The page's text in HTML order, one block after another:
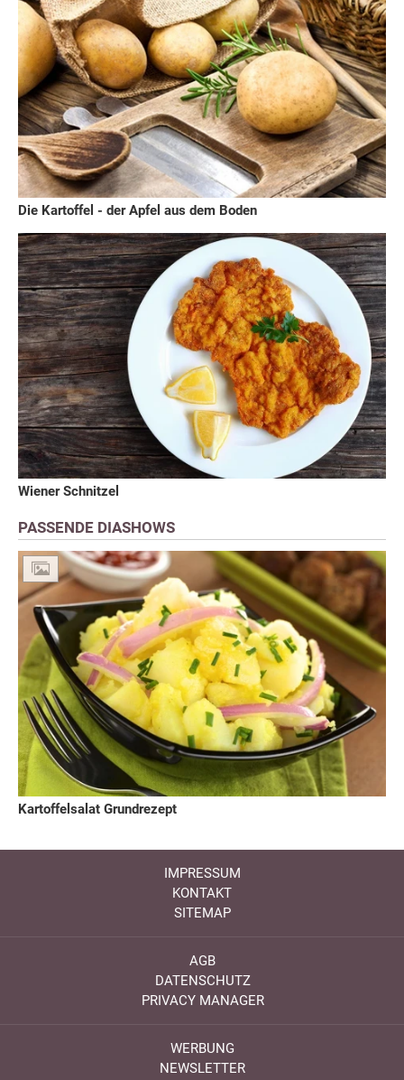
Die Kartoffel - der Apfel aus dem Boden
Wiener Schnitzel
PASSENDE DIASHOWS
Kartoffelsalat Grundrezept
IMPRESSUM
KONTAKT
SITEMAP
AGB
DATENSCHUTZ
PRIVACY MANAGER
WERBUNG
NEWSLETTER